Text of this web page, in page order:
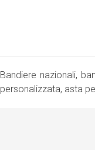
Bandiere nazionali,
personalizzata, asta